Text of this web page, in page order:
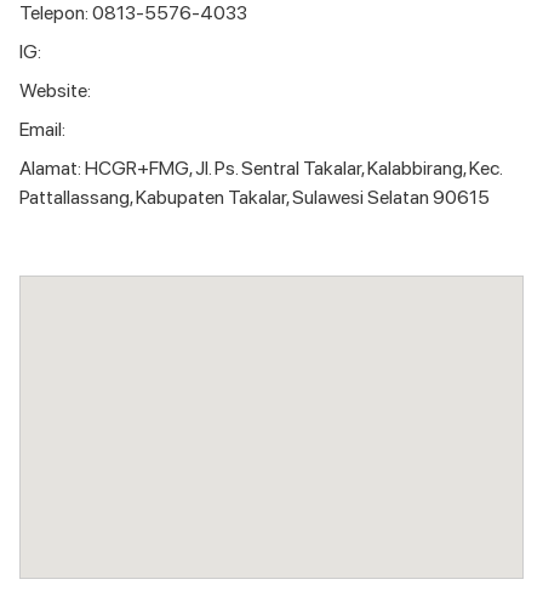
Telepon: 0813-5576-4033
IG:
Website:
Email:
Alamat: HCGR+FMG, Jl. Ps. Sentral Takalar, Kalabbirang, Kec.
Pattallassang, Kabupaten Takalar, Sulawesi Selatan 90615